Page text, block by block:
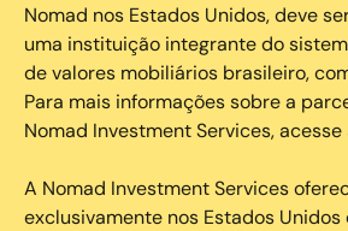
Nomad nos Estados Unidos, deve
uma instituição integrante do
de valores mobiliários brasileiro,
Para mais informações sobre a
Nomad Investment Services, acesse
A Nomad Investment Services
exclusivamente nos Estados